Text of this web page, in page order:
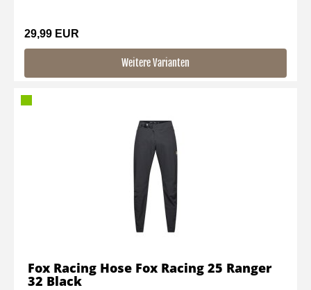
29,99 EUR
Weitere Varianten
Fox Racing Hose Fox Racing 25 Ranger
32 Black